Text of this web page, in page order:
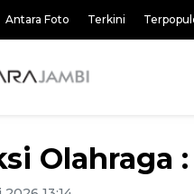
Antara Foto Terkini
Olahraga